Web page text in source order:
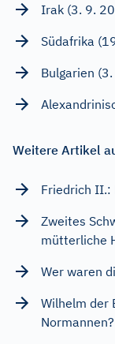
Irak (3. 9.
Südafrika
Bulgarien
Weitere Artikel
Friedrich II.:
Zweites
mütterliche
Wer waren
Wilhelm der
Normannen?